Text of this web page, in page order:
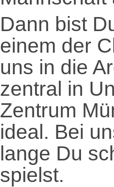
Dann bist
einem der
uns in die
zentral in
Zentrum
ideal. Bei
lange Du
spielst.